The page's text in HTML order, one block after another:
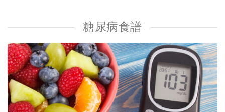
糖尿病食譜